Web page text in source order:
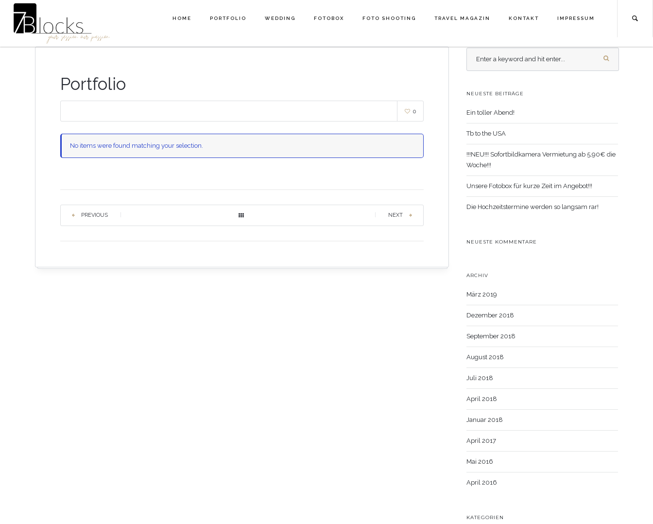
HOME
PORTFOLIO WEDDING FOTOBOX FOTO SHOOTING TRAVEL MAGAZIN KONTAKT IMPRESSUM
Portfolio
0
No items were found matching your selection.
PREVIOUS NEXT
NEUESTE BEITRÄGE
Ein toller Abend!
Tb to the USA
!!!NEU!!! Sofortbildkamera Vermietung ab 5,90€ die
Woche!!!
Unsere Fotobox für kurze Zeit im Angebot!!!
Die Hochzeitstermine werden so langsam rar!
NEUESTE KOMMENTARE
ARCHIV
März 2019
Dezember 2018
September 2018
August 2018
Juli 2018
April 2018
Januar 2018
April 2017
Mai 2016
April 2016
KATEGORIEN